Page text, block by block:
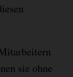
sie ohne